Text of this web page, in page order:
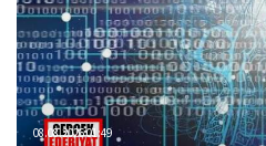
08.08.2026 01:49